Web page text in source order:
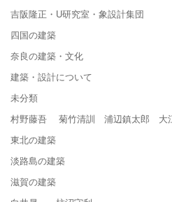
吉阪隆正・U研究室・象設計集団
四国の建築
奈良の建築・文化
建築・設計について
未分類
村野藤吾 菊竹清訓 浦辺鎮太郎 大
東北の建築
淡路島の建築
滋賀の建築